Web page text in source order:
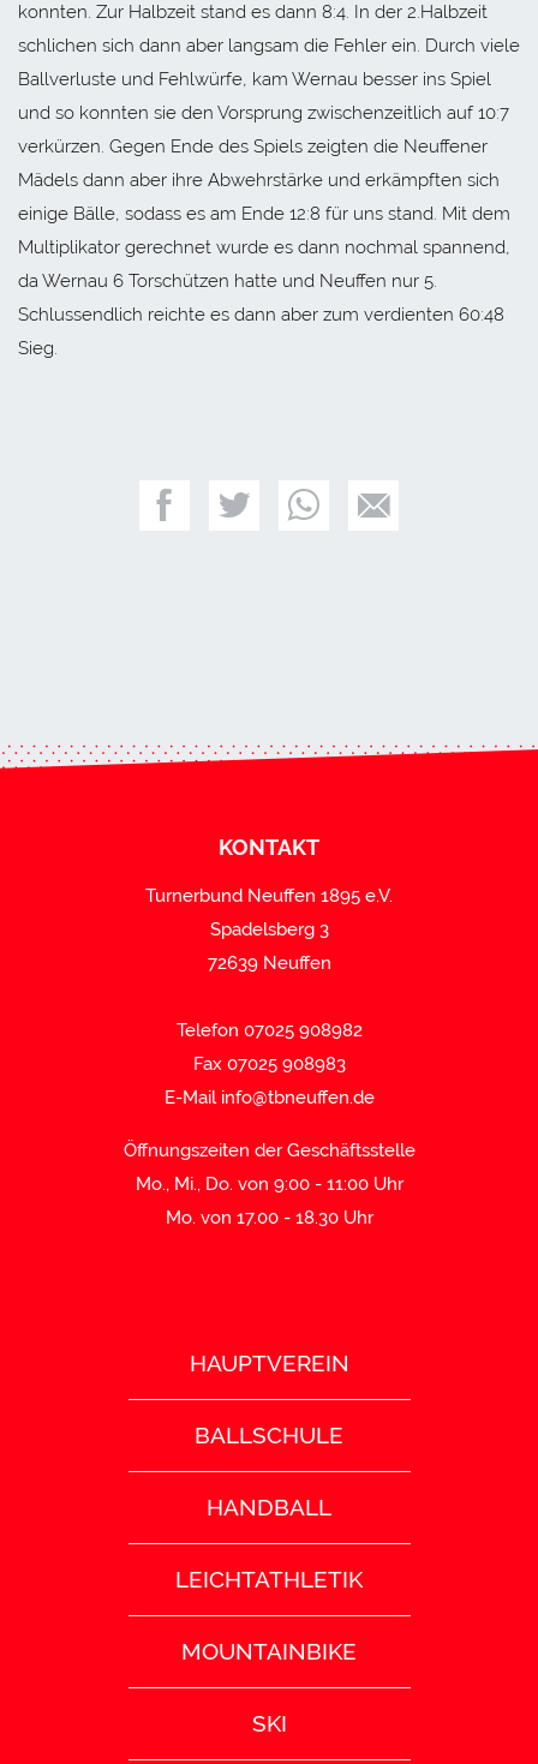
konnten. Zur Halbzeit stand es dann 8:4. In der 2.Halbzeit
schlichen sich dann aber langsam die Fehler ein. Durch viele
Ballverluste und Fehlwürfe, kam Wernau besser ins Spiel
und so konnten sie den Vorsprung zwischenzeitlich auf 10:7
verkürzen. Gegen Ende des Spiels zeigten die Neuffener
Mädels dann aber ihre Abwehrstärke und erkämpften sich
einige Bälle, sodass es am Ende 12:8 für uns stand. Mit dem
Multiplikator gerechnet wurde es dann nochmal spannend,
da Wernau 6 Torschützen hatte und Neuffen nur 5.
Schlussendlich reichte es dann aber zum verdienten 60:48
Sieg.
KONTAKT
Turnerbund Neuffen 1895 e.V.
Spadelsberg 3
72639 Neuffen
Telefon 07025 908982
Fax 07025 908983
E-Mail info@tbneuffen.de
Öffnungszeiten der Geschäftsstelle
Mo., Mi., Do. von 9:00 - 11:00 Uhr
Mo. von 17.00 - 18.30 Uhr
HAUPTVEREIN
BALLSCHULE
HANDBALL
LEICHTATHLETIK
MOUNTAINBIKE
SKI